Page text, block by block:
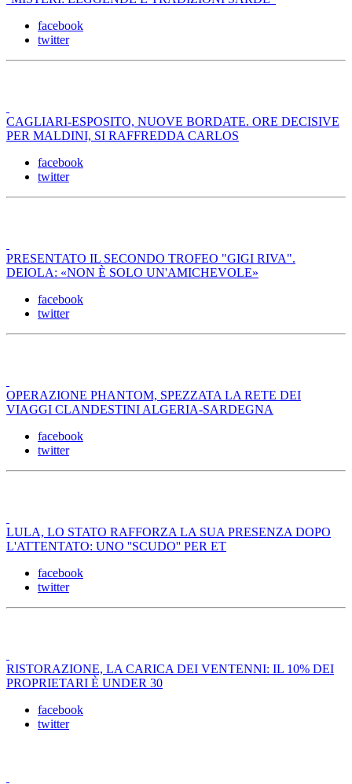
facebook
twitter
CAGLIARI-ESPOSITO, NUOVE BORDATE. ORE DECISIVE
PER MALDINI, SI RAFFREDDA CARLOS
facebook
twitter
PRESENTATO IL SECONDO TROFEO "GIGI RIVA".
DEIOLA: «NON È SOLO UN'AMICHEVOLE»
facebook
twitter
OPERAZIONE PHANTOM, SPEZZATA LA RETE DEI
VIAGGI CLANDESTINI ALGERIA-SARDEGNA
facebook
twitter
LULA, LO STATO RAFFORZA LA SUA PRESENZA DOPO
L'ATTENTATO: UNO ''SCUDO'' PER ET
facebook
twitter
RISTORAZIONE, LA CARICA DEI VENTENNI: IL 10% DEI
PROPRIETARI È UNDER 30
facebook
twitter